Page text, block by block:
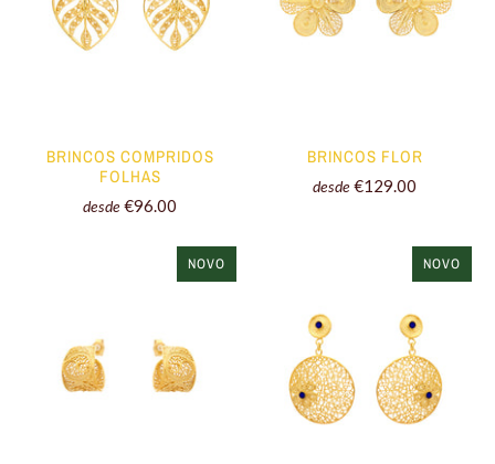
BRINCOS COMPRIDOS
FOLHAS
desde €96.00
BRINCOS FLOR
desde €129.00
NOVO NOVO